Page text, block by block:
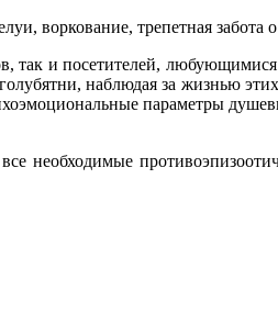
воркование, трепетная забота
так и посетителей,
наблюдая за жизнью
параметры
необходимые